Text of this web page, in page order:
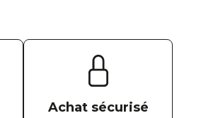
Achat sécurisé